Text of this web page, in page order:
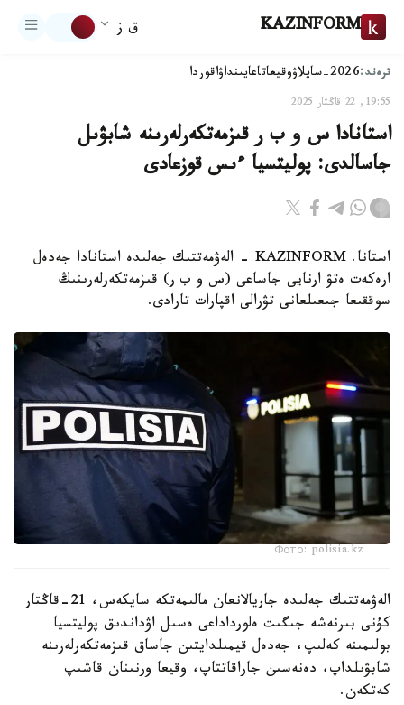
KAZINFORM ق ز
ترەند:2026-سايلاۋ وقيعاتاعايىنداۋاقوردا
19:55, 22 قاڭتار 2025
استانادا س و ب ر قىزمەتكەرلەرىنە شابۋىل
جاسالدى: پوليتسيا ءىس قوزعادى
استانا. KAZINFORM - الەۋمەتتىك جەلىدە استانادا جەدەل
ارەكەت ەتۋ ارنايى جاساعى (س و ب ر) قىزمەتكەرلەرىنىڭ
سوققىعا جىعىلعانى تۋرالى اقپارات تارادى.
Фото: polisia.kz
الەۋمەتتىك جەلىدە جاريالانعان مالىمەتكە سايكەس، 21-قاڭتار
كۇنى بىرنەشە جىگىت ەلورداداعى ەسىل اۋداندىق پوليتسيا
بولىمىنە كەلىپ، جەدەل قيمىلدايتىن جاساق قىزمەتكەرلەرىنە
شابۋىلداپ، دەنەسىن جاراقاتتاپ، وقيعا ورنىنان قاشىپ
كەتكەن.